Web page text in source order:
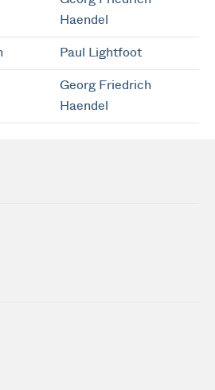
Haendel
Paul Lightfoot
Georg Friedrich
Haendel